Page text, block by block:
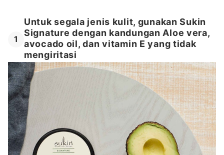
1
Untuk segala jenis kulit, gunakan Sukin
Signature dengan kandungan Aloe vera,
avocado oil, dan vitamin E yang tidak
mengiritasi